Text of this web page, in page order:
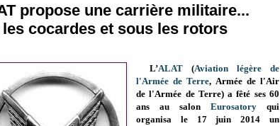
propose une carrière militaire...
cocardes et sous les rotors
L’ALAT (Aviation légère de
l'Armée de Terre, Armée de l'Air
de l'Armée de Terre) a fêté ses 60
ans au salonEurosatory qui
organisa le 17 juin 2014un